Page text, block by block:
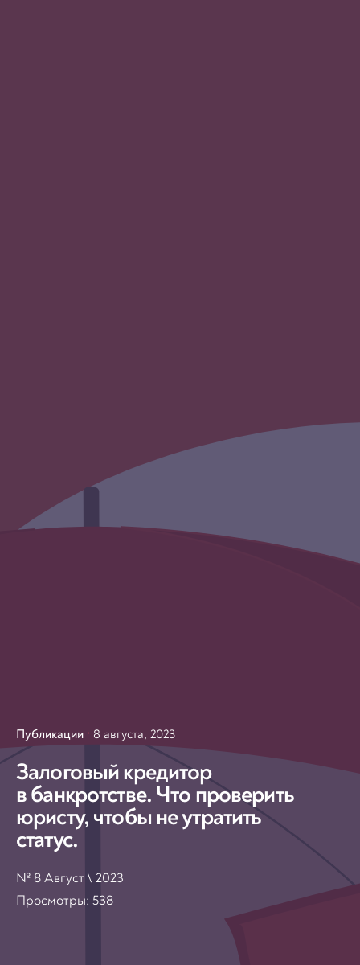
Публикации 8 августа, 2023
Залоговый кредитор
в банкротстве. Что проверить
юристу, чтобы не утратить
статус.
№ 8 Август \ 2023
Просмотры: 538